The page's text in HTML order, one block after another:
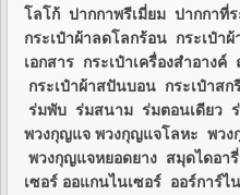
โลโก้ ปากกาพรีเมี่ยม ปากกาที่
กระเป๋าผ้าลดโลกร้อน กระเป๋า
เอกสาร กระเป๋าเครื่องสำอาง
กระเป๋าผ้าสปันบอน กระเป๋าส
ร่มพับ ร่มสนาม ร่มตอนเดียว
พวงกุญแจ พวงกุญแจโลหะ พว
พวงกุญแจหยอดยาง สมุดไดอา
เซอร์ ออแกนไนเซอร์ ออร์การ์